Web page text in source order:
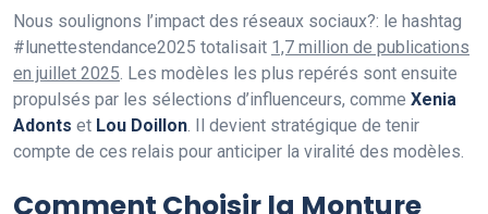
Nous soulignons l’impact des réseaux sociaux?: le hashtag
#lunettestendance2025 totalisait 1,7 million de publications
en juillet 2025 . Les modèles les plus repérés sont ensuite
propulsés par les sélections d’influenceurs, comme Xenia
Adonts et Lou Doillon . Il devient stratégique de tenir
compte de ces relais pour anticiper la viralité des modèles.
Comment Choisir la Monture